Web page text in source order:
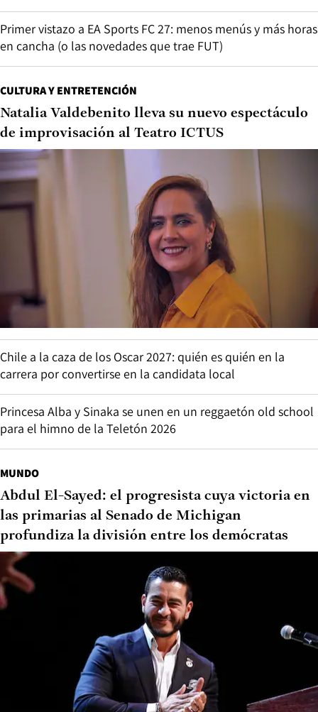
Primer vistazo a EA Sports FC 27: menos menús y más horas
en cancha (o las novedades que trae FUT)
CULTURA Y ENTRETENCIÓN
Natalia Valdebenito lleva su nuevo espectáculo
de improvisación al Teatro ICTUS
Chile a la caza de los Oscar 2027: quién es quién en la
carrera por convertirse en la candidata local
Princesa Alba y Sinaka se unen en un reggaetón old school
para el himno de la Teletón 2026
MUNDO
Abdul El-Sayed: el progresista cuya victoria en
las primarias al Senado de Michigan
profundiza la división entre los demócratas